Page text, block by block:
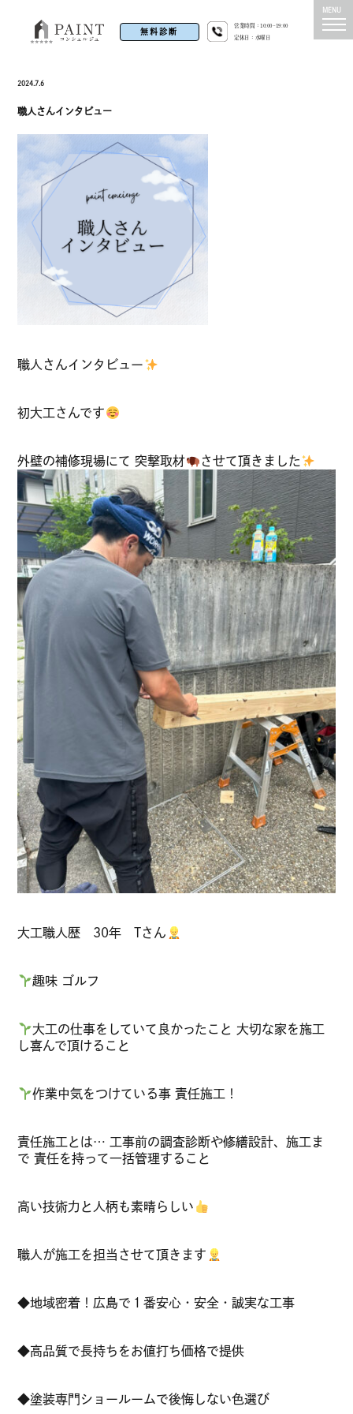
無料診断
営業時間：10:00~19:00
定休日：水曜日
2024.7.6
職人さんインタビュー
職人さんインタビュー
初大工さんです
外壁の補修現場にて 突撃取材 させて頂きました
大工職人歴 30年 Tさん
趣味 ゴルフ
大工の仕事をしていて良かったこと 大切な家を施工
し喜んで頂けること
作業中気をつけている事 責任施工！
責任施工とは… 工事前の調査診断や修繕設計、施工ま
で 責任を持って一括管理すること
高い技術力と人柄も素晴らしい
職人が施工を担当させて頂きます
◆地域密着！広島で１番安心・安全・誠実な工事
◆高品質で長持ちをお値打ち価格で提供
◆塗装専門ショールームで後悔しない色選び